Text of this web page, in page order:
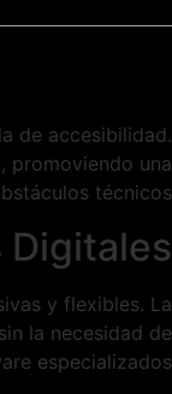
de accesibilidad.
promoviendo una
técnicos.
Digitales
y flexibles. La
la necesidad de
especializados.